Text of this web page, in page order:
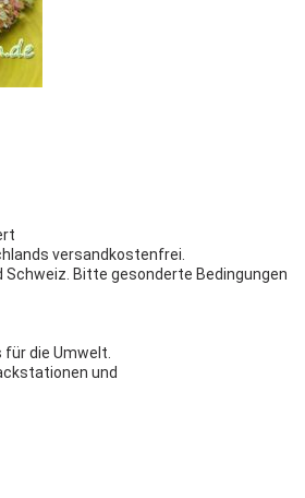
versandkostenfrei.
Schweiz. Bitte gesonderte Bedingungen
für die Umwelt.
und